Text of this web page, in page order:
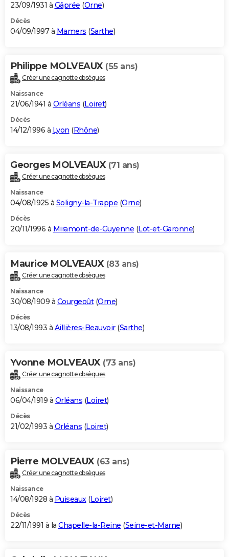
23/09/1931 à Gâprée (Orne)
Décès
04/09/1997 à Mamers (Sarthe)
Philippe MOLVEAUX (55 ans)
Créer une cagnotte obsèques
Naissance
21/06/1941 à Orléans (Loiret)
Décès
14/12/1996 à Lyon (Rhône)
Georges MOLVEAUX (71 ans)
Créer une cagnotte obsèques
Naissance
04/08/1925 à Soligny-la-Trappe (Orne)
Décès
20/11/1996 à Miramont-de-Guyenne (Lot-et-Garonne)
Maurice MOLVEAUX (83 ans)
Créer une cagnotte obsèques
Naissance
30/08/1909 à Courgeoût(Orne)
Décès
13/08/1993 à Aillières-Beauvoir(Sarthe)
Yvonne MOLVEAUX (73 ans)
Créer une cagnotte obsèques
Naissance
06/04/1919 à Orléans (Loiret)
Décès
21/02/1993 à Orléans (Loiret)
Pierre MOLVEAUX (63 ans)
Créer une cagnotte obsèques
Naissance
14/08/1928 à Puiseaux(Loiret)
Décès
22/11/1991 à la Chapelle-la-Reine (Seine-et-Marne)